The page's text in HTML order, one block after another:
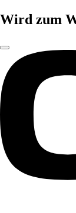
Wird zum